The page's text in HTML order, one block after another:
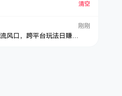
清空
刚刚
风口，跨平台玩法日赚